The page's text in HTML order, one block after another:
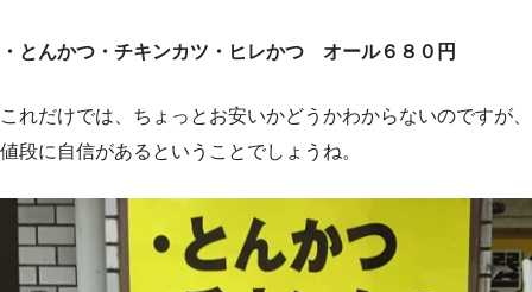
・とんかつ・チキンカツ・ヒレかつ オール６８０円
これだけでは、ちょっとお安いかどうかわからないのですが、
値段に自信があるということでしょうね。